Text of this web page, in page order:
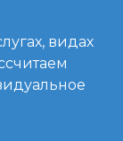
видах